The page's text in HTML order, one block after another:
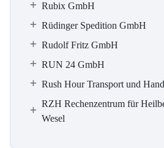
Rubix GmbH
Rüdinger Spedition GmbH
Rudolf Fritz GmbH
RUN 24 GmbH
Rush Hour Transport und
RZH Rechenzentrum für
Wesel